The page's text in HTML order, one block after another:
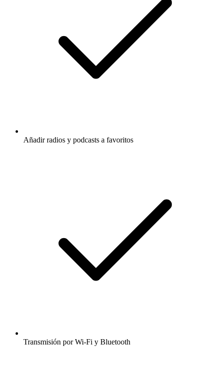
Añadir radios y podcasts a favoritos
Transmisión por Wi-Fi y Bluetooth